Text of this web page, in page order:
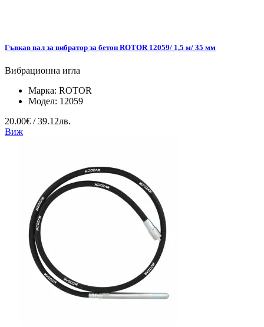
Гъвкав вал за вибратор за бетон ROTOR 12059/ 1,5 м/ 35 мм
Вибрационна игла
Марка: ROTOR
Модел: 12059
20.00€ / 39.12лв.
Виж